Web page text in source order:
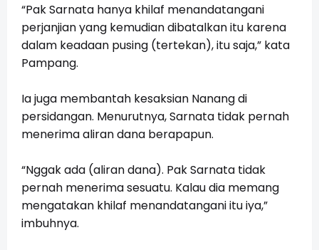
“Pak Sarnata hanya khilaf menandatangani
perjanjian yang kemudian dibatalkan itu karena
dalam keadaan pusing (tertekan), itu saja,” kata
Pampang.
Ia juga membantah kesaksian Nanang di
persidangan. Menurutnya, Sarnata tidak pernah
menerima aliran dana berapapun.
“Nggak ada (aliran dana). Pak Sarnata tidak
pernah menerima sesuatu. Kalau dia memang
mengatakan khilaf menandatangani itu iya,”
imbuhnya.